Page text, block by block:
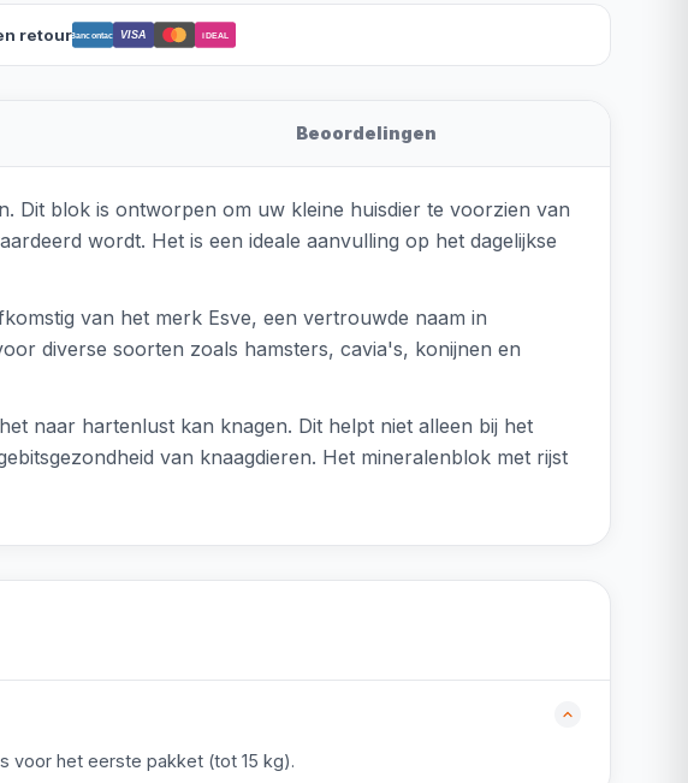
retourBancontact VISA iDEAL
Beoordelingen
Dit blok is ontworpen om uw kleine huisdier te voorzien van
wordt. Het is een ideale aanvulling op het dagelijkse
van het merk Esve, een vertrouwde naam in
diverse soorten zoals hamsters, cavia's, konijnen en
naar hartenlust kan knagen. Dit helpt niet alleen bij het
van knaagdieren. Het mineralenblok met rijst
voor het eerste pakket (tot 15 kg).